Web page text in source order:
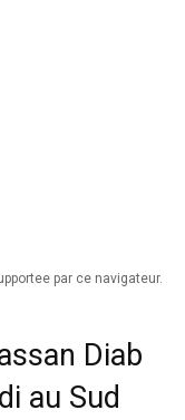
par ce navigateur.
Diab
au Sud